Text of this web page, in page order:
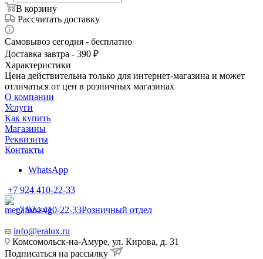
В корзину
Рассчитать доставку
Самовывоз сегодня - бесплатно
Доставка завтра - 390 ₽
Характеристики
Цена действительна только для интернет-магазина и может
отличаться от цен в розничных магазинах
О компании
Услуги
Как купить
Магазины
Реквизиты
Контакты
WhatsApp
+7 924 410-22-33
+7 924 410-22-33Розничный отдел
info@eralux.ru
Комсомольск-на-Амуре, ул. Кирова, д. 31
Подписаться на рассылку